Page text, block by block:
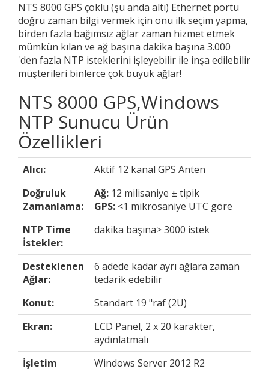
NTS 8000 GPS çoklu (şu anda altı) Ethernet portu
doğru zaman bilgi vermek için onu ilk seçim yapma,
birden fazla bağımsız ağlar zaman hizmet etmek
mümkün kılan ve ağ başına dakika başına 3.000
'den fazla NTP isteklerini işleyebilir ile inşa edilebilir
müşterileri binlerce çok büyük ağlar!
NTS 8000 GPS,Windows
NTP Sunucu Ürün
Özellikleri
Alıcı:
Aktif 12 kanal GPS Anten
Doğruluk
Zamanlama:
Ağ: 12 milisaniye ± tipik
GPS: <1 mikrosaniye UTC göre
NTP Time
İstekler:
dakika başına> 3000 istek
Desteklenen
Ağlar:
6 adede kadar ayrı ağlara zaman
tedarik edebilir
Konut:
Standart 19 "raf (2U)
Ekran:
LCD Panel, 2 x 20 karakter,
aydınlatmalı
İşletim
Windows Server 2012 R2